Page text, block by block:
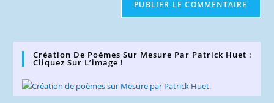
Création De Poèmes Sur Mesure Par Patrick Huet :
Cliquez Sur L’image !